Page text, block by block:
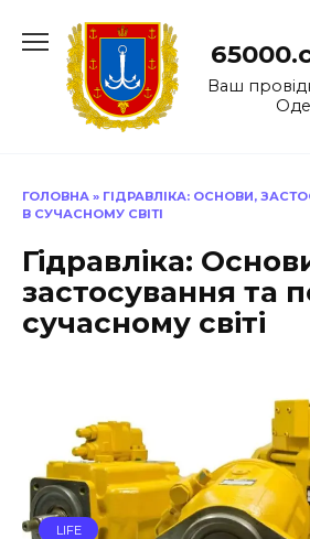
до
Ваш
ГОЛОВНА » ГІДРАВЛІКА: ОСНОВИ,
В СУЧАСНОМУ СВІТІ
Гідравліка:
застосування та
сучасному світі
LIFE